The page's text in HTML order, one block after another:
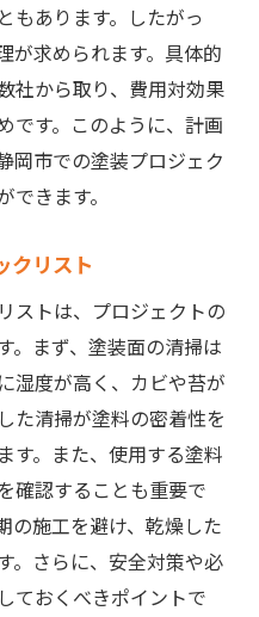
もあります。したがっ
が求められます。具体的
社から取り、費用対効果
です。このように、計画
岡市での塗装プロジェク
きます。
クリスト
ストは、プロジェクトの
。まず、塗装面の清掃は
湿度が高く、カビや苔が
た清掃が塗料の密着性を
す。また、使用する塗料
確認することも重要で
の施工を避け、乾燥した
。さらに、安全対策や必
ておくべきポイントで